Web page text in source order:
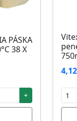
PÁSKA
38 X
+